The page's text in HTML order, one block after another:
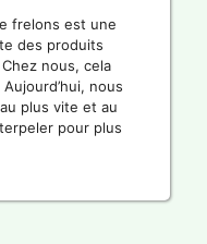
frelons est une
des produits
nous, cela
nous
plus vite et au
pour plus